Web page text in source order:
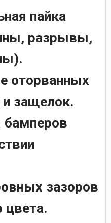
пайка
разрывы,
оторванных
и защелок.
бамперов
зазоров
цвета.